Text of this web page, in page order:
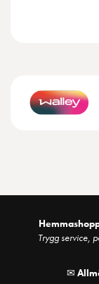
Trygg service,
✉